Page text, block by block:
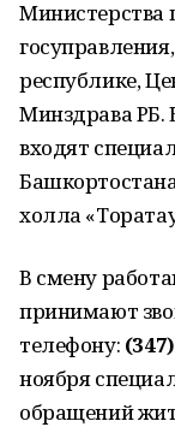
Министерства
республике,
Минздрава РБ.
входят
холла
В смену
принимают
телефону:
ноября
обращений